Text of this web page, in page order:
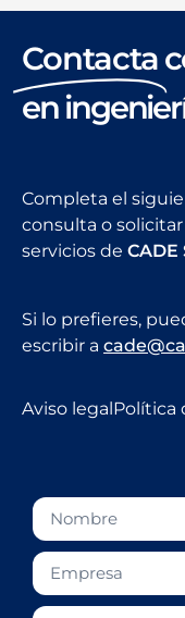
Contacta
en
Completa el
consulta o
servicios de
Si lo prefieres,
escribir a
Aviso legalPolítica